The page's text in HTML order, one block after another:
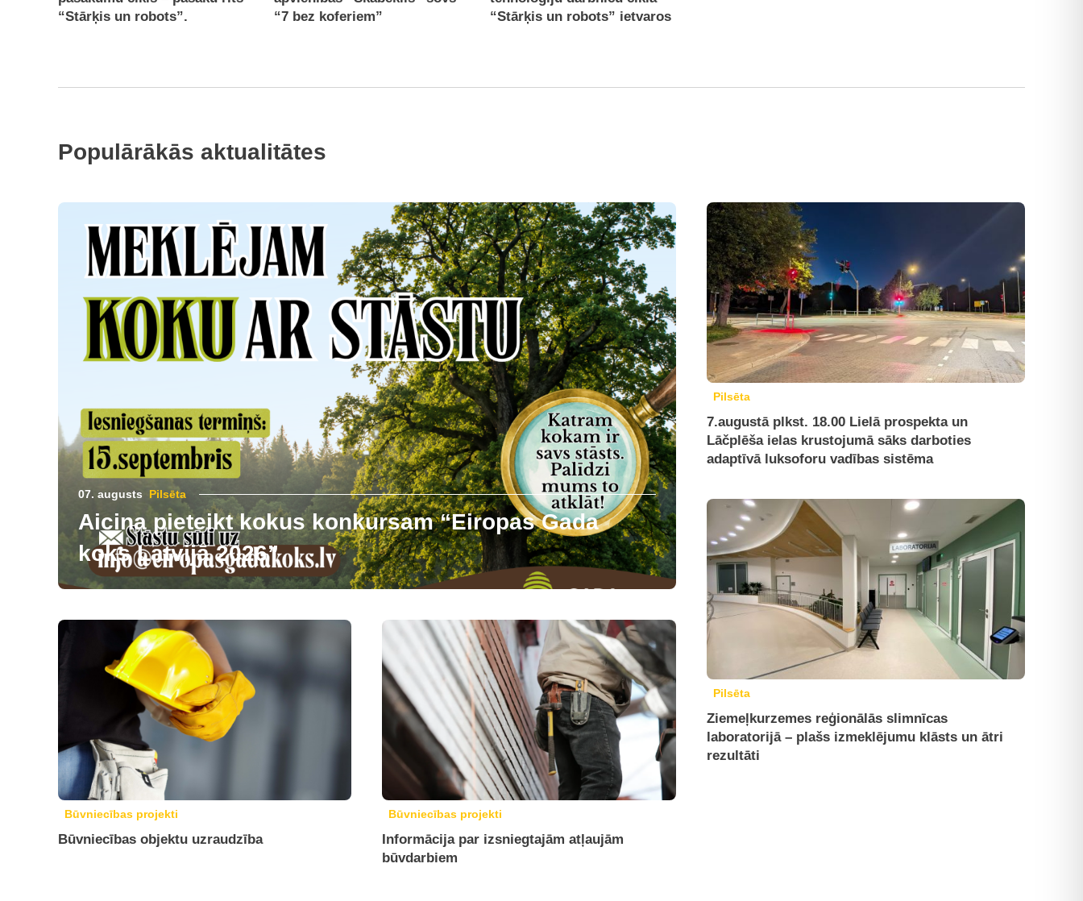
“Stārķis un robots”.
“7 bez koferiem”
“Stārķis un robots” ietvaros
Populārākās aktualitātes
07. augusts Pilsēta
Aicina pieteikt kokus konkursam “Eiropas Gada
koks Latvijā 2026”
Būvniecības projekti
Būvniecības objektu uzraudzība
Būvniecības projekti
Informācija par izsniegtajām atļaujām
būvdarbiem
Pilsēta
7.augustā plkst. 18.00 Lielā prospekta un
Lāčplēša ielas krustojumā sāks darboties
adaptīvā luksoforu vadības sistēma
Pilsēta
Ziemeļkurzemes reģionālās slimnīcas
laboratorijā – plašs izmeklējumu klāsts un ātri
rezultāti